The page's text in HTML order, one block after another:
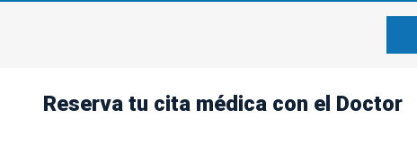
Reserva tu cita médica con el Doctor